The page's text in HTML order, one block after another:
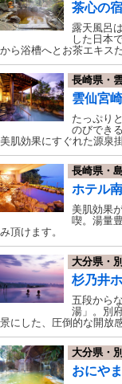
茶心の
露天風呂
した日本
から浴槽へとお茶エキス
長崎県・
雲仙宮
たっぷり
のびでき
美肌効果にすぐれた源泉
長崎県・
ホテル
美肌効果
喫。湯量
み頂けます。
大分県・
杉乃井
五段から
湯」。別
景にした、圧倒的な開放
大分県・
おにや